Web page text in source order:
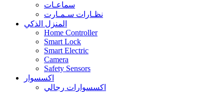
سماعـات
نظـارات سـمـارت
المنزل الذكي
Home Controller
Smart Lock
Smart Electric
Camera
Safety Sensors
اكسسوار
اكسسوارات رجالي